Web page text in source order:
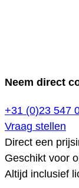
Neem direct
+31 (0)23 547
Vraag stellen
Direct een
Geschikt voor
Altijd inclusief